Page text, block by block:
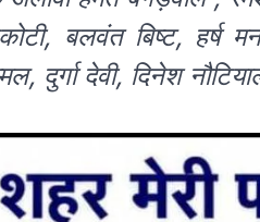
बलवंत बिष्ट, हर्ष
दुर्गा देवी, दिनेश